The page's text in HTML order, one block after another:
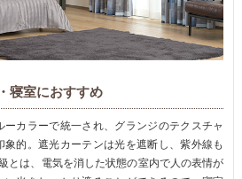
寝室におすすめ
カラーで統一され、グランジのテクスチャ
象的。遮光カーテンは光を遮断し、紫外線も
とは、電気を消した状態の室内で人の表情が